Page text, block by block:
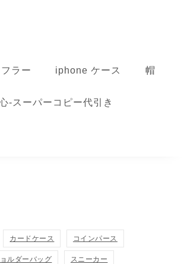
ラー iphone ケース 帽
-スーパーコピー代引き
カードケース コインパース
ルダーバッグ スニーカー